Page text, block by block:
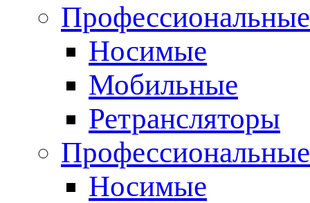
Носимые
Мобильные
Ретрансляторы
Носимые